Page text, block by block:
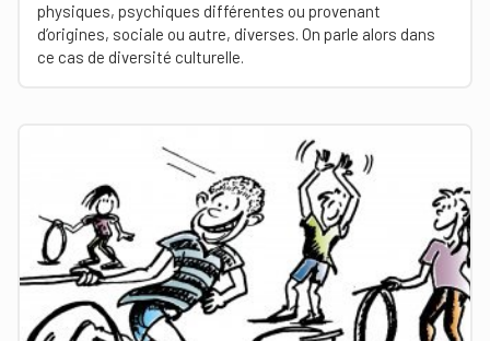
physiques, psychiques différentes ou provenant
d’origines, sociale ou autre, diverses. On parle alors dans
ce cas de diversité culturelle.